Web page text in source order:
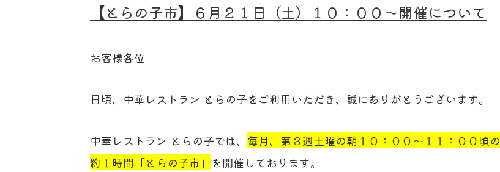
【とらの子市】 ６月２１日（土）１０：００～開催について
お客様各位
日頃、中華レストラン とらの子をご利用いただき、誠にありがとうございます。
中華レストラン とらの子では、 毎月、第３週土曜の朝１０：００〜１１：００頃の
約１時間「とらの子市」 を開催しております。